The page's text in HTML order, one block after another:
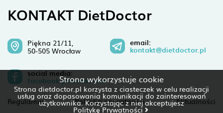
Strona wykorzystuje cookie
Strona dietdoctor.pl korzysta z ciasteczek w celu realizacji
usług oraz dopasowania komunikacji do zainteresowań
użytkownika. Korzystając z niej akceptujesz
Politykę Prywatności
KONTAKT DietDoctor
Piękna 21/11,
50-505 Wrocław
email:
kontakt@dietdoctor.pl
social media:
facebook.pl/dietdoctor
Regulamin Polityka prywatności Aktualności